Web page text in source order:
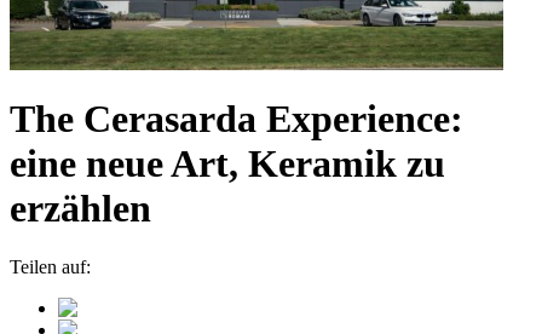
The Cerasarda Experience:
eine neue Art, Keramik zu
erzählen
Teilen auf: